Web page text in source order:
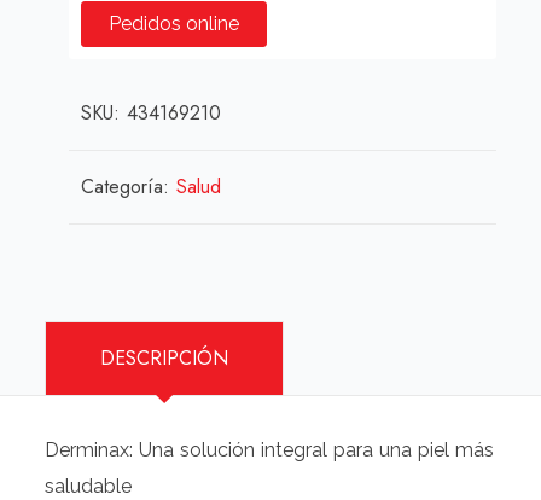
original
era:
58,00 €.
Pedidos online
SKU:434169210
Categoría:Salud
DESCRIPCIÓN
Derminax: Una solución integral para una piel más
saludable